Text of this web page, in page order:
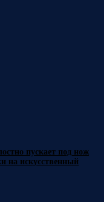
пускает под нож
на искусственный